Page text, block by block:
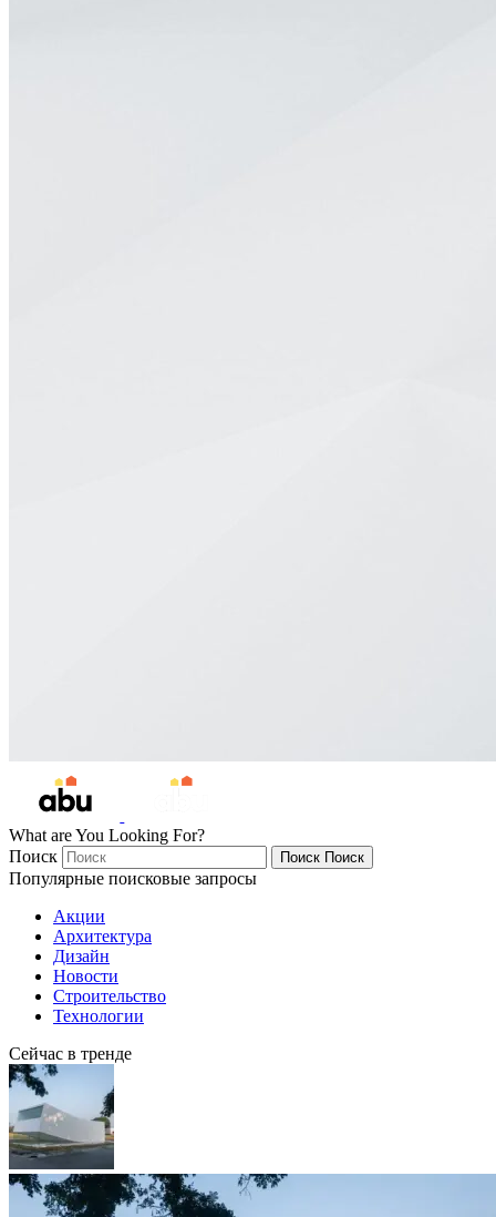
What are You Looking For?
Поиск
Поиск Поиск
Популярные поисковые запросы
Акции
Архитектура
Дизайн
Новости
Строительство
Технологии
Сейчас в тренде